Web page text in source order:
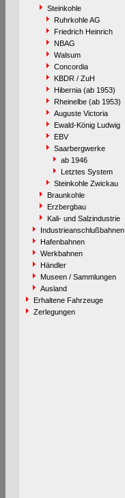
Steinkohle
Ruhrkohle AG
Friedrich Heinrich
NBAG
Walsum
Concordia
KBDR / ZuH
Hibernia (ab 1953)
Rheinelbe (ab 1953)
Auguste Victoria
Ewald-König Ludwig
EBV
Saarbergwerke
ab 1946
Letztes System
Steinkohle Zwickau
Braunkohle
Erzbergbau
Kali- und Salzindustrie
Industrieanschlußbahnen
Hafenbahnen
Werkbahnen
Händler
Museen / Sammlungen
Ausland
Erhaltene Fahrzeuge
Zerlegungen